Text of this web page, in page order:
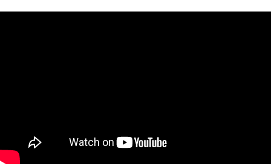
Page 1 ー SNS上で《人に裏切られた》の真相